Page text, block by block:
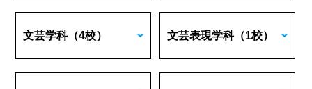
文芸学科（4校） 文芸表現学科（1校）